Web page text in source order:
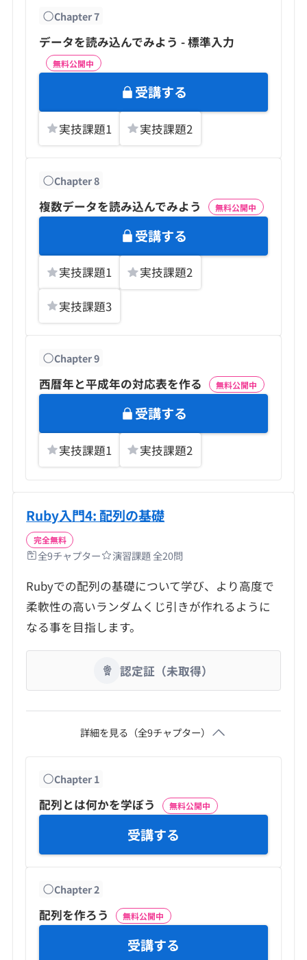
Chapter7
データを読み込んでみよう - 標準入力
無料公開中
受講する
実技課題1 実技課題2
Chapter8
複数データを読み込んでみよう 無料公開中
受講する
実技課題1 実技課題2
実技課題3
Chapter9
西暦年と平成年の対応表を作る 無料公開中
受講する
実技課題1 実技課題2
Ruby入門4: 配列の基礎
全9チャプター 演習課題 全20問
完全無料
Rubyでの配列の基礎について学び、より高度で
柔軟性の高いランダムくじ引きが作れるように
なる事を目指します。
認定証（未取得）
詳細を見る（全9チャプター）
Chapter1
配列とは何かを学ぼう 無料公開中
受講する
Chapter2
配列を作ろう 無料公開中
受講する